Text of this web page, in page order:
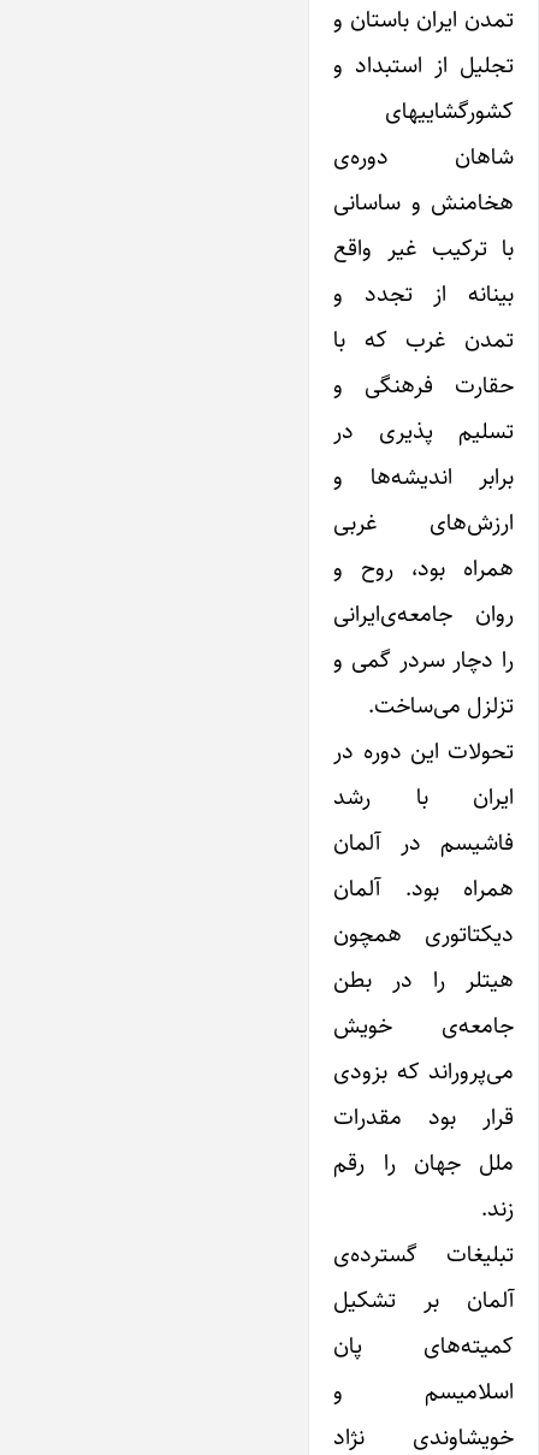
تمدن ‌ایران باستان و
تجلیل از استبداد و
کشورگشاییهای
شاهان دوره‌ی
هخامنش و ساسانی
با ترکیب غیر واقع
بینانه از تجدد و
تمدن غرب که با
حقارت فرهنگی و
تسلیم پذیری در
برابر ‌اندیشه‌ها و
ارزش‌های غربی
همراه بود، روح و
روان جامعه‌ی‌ایرانی
را دچار سردر گمی‌ و
تزلزل می‌ساخت.
تحولات ‌این دوره در
‌ایران با رشد
فاشیسم در آلمان
همراه بود. آلمان
دیکتاتوری همچون
هیتلر را در بطن
جامعه‌ی خویش
می‌پروراند که بزودی
قرار بود مقدرات
ملل جهان را رقم
زند.
تبلیغات گسترده‌ی
آلمان بر تشکیل
کمیته‌های پان
اسلامیسم و
خویشاوندی نژاد